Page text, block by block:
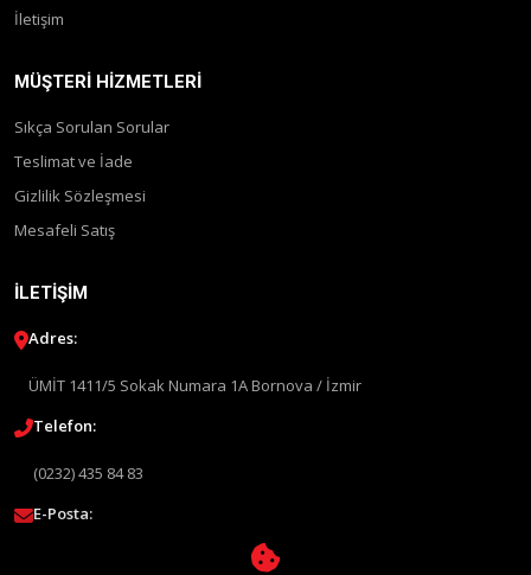
İletişim
MÜŞTERI HIZMETLERI
Sıkça Sorulan Sorular
Teslimat ve İade
Gizlilik Sözleşmesi
Mesafeli Satış
İLETIŞIM
Adres:
ÜMİT 1411/5 Sokak Numara 1A Bornova / İzmir
Telefon:
(0232) 435 84 83
E-Posta: